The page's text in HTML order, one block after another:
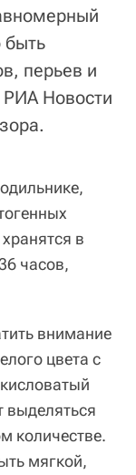
быть
перьев и
РИА Новости
в
часов,
внимание
цвета с
выделяться
количестве.
мягкой,